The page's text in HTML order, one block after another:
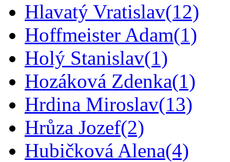
Hlavatý Vratislav(12)
Hoffmeister Adam(1)
Holý Stanislav(1)
Hozáková Zdenka(1)
Hrdina Miroslav(13)
Hrůza Jozef(2)
Hubičková Alena(4)